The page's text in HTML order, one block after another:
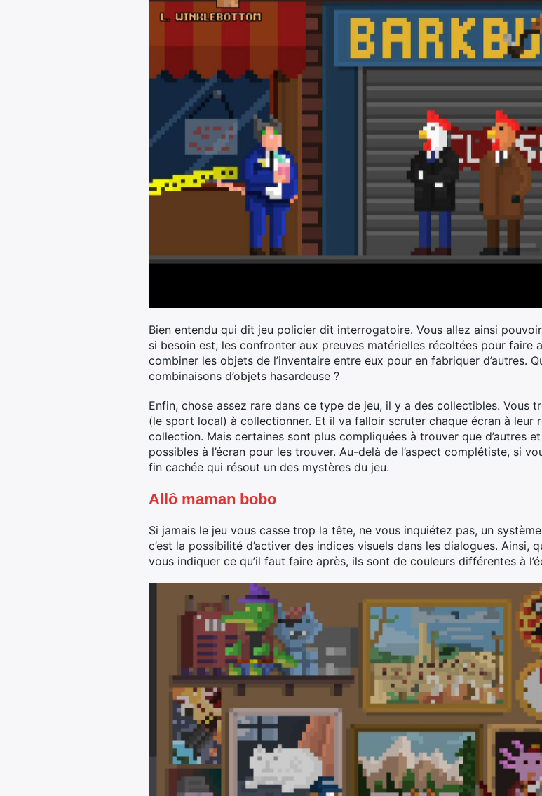
Bien entendu qui dit jeu policier dit interrogatoire. Vous allez ainsi
si besoin est, les confronter aux preuves matérielles récoltées pour faire
combiner les objets de l’inventaire entre eux pour en fabriquer d’autres.
combinaisons d’objets hasardeuse ?
Enfin, chose assez rare dans ce type de jeu, il y a des collectibles. Vous
(le sport local) à collectionner. Et il va falloir scruter chaque écran à leur
collection. Mais certaines sont plus compliquées à trouver que d’autres
possibles à l’écran pour les trouver. Au-delà de l’aspect complétiste, si
fin cachée qui résout un des mystères du jeu.
Allô maman bobo
Si jamais le jeu vous casse trop la tête, ne vous inquiétez pas, un
c’est la possibilité d’activer des indices visuels dans les dialogues.
vous indiquer ce qu’il faut faire après, ils sont de couleurs différentes à